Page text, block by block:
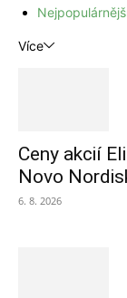
Více
Ceny akcií
Novo
6. 8. 2026